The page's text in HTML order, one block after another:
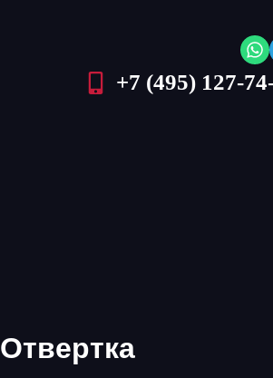
+7 (495) 127-
Отвертка